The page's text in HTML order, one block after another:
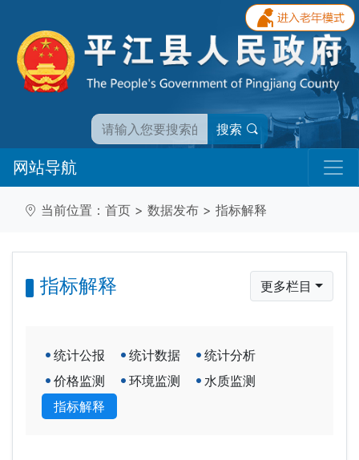
搜索
网站导航
当前位置： 首页 > 数据发布 > 指标解释
指标解释 更多栏目
统计公报 统计数据
统计分析
价格监测
环境监测
水质监测
指标解释